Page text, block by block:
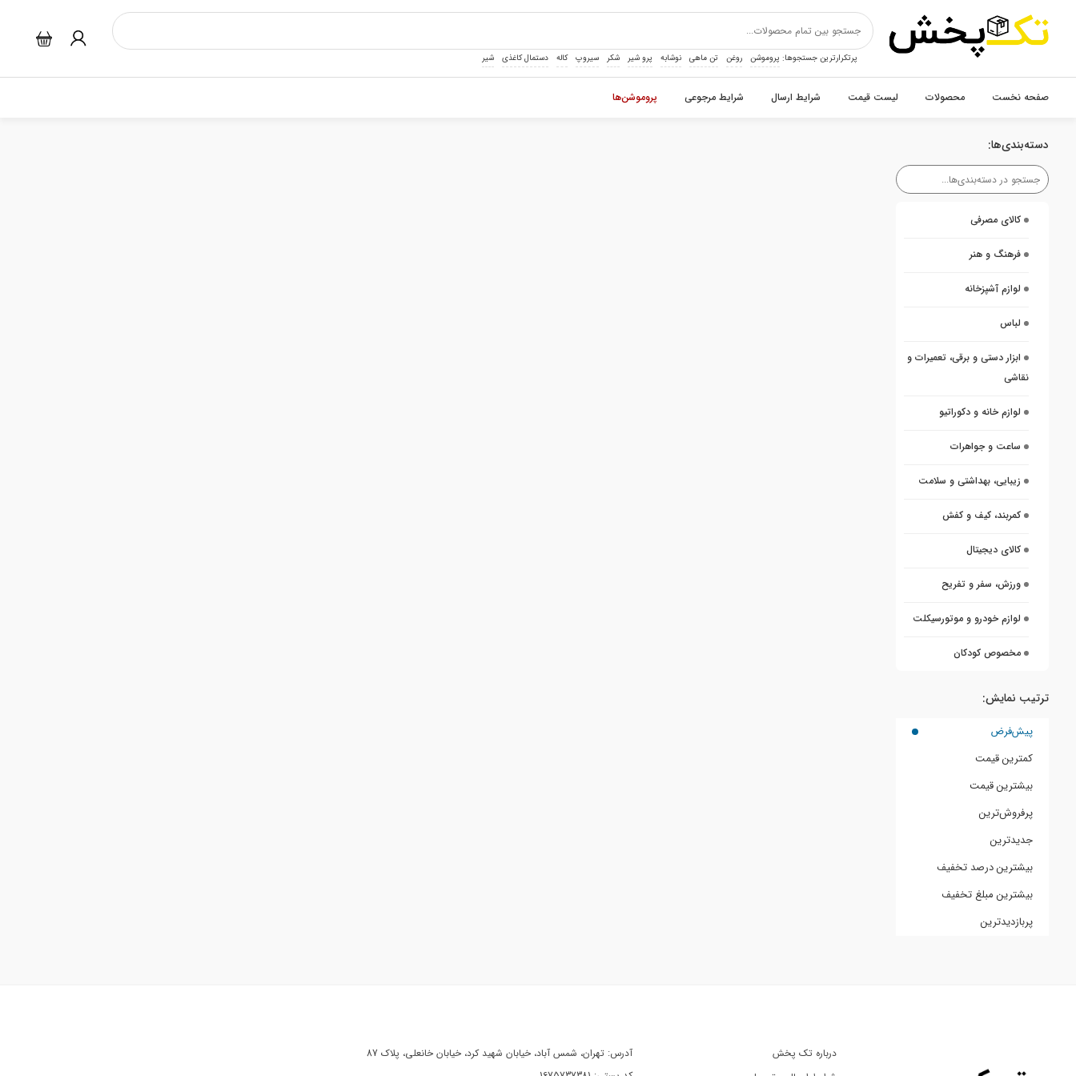
پرتکرارترین جستجوها: پروموشن روغن تن ماهی نوشابه پرو شیر شکر سیروپ کاله دستمال کاغذی شیر
صفحه نخست محصولات لیست قیمت شرایط ارسال شرایط مرجوعی پروموشن‌ها
دسته‌بندی‌ها:
کالای مصرفی
فرهنگ و هنر
لوازم آشپزخانه
لباس
ابزار دستی و برقی، تعمیرات و
نقاشی
لوازم خانه و دکوراتیو
ساعت و جواهرات
زیبایی، بهداشتی و سلامت
کمربند، کیف و کفش
کالای دیجیتال
ورزش، سفر و تفریح
لوازم خودرو و موتورسیکلت
مخصوص کودکان
ترتیب نمایش:
پیش‌فرض
کمترین قیمت
بیشترین قیمت
پرفروش‌ترین
جدیدترین
بیشترین درصد تخفیف
بیشترین مبلغ تخفیف
پربازدیدترین
درباره تک پخش
آدرس: تهران، شمس آباد، خیابان شهید کرد، خیابان خانعلی، پلاک 87